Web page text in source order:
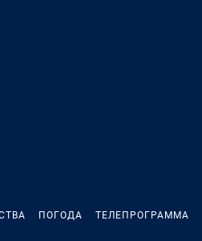
ПОГОДА ТЕЛЕПРОГРАММА